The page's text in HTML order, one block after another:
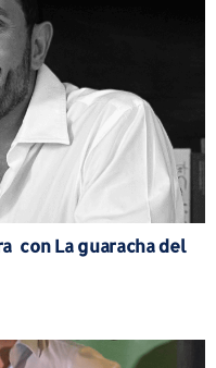
con La guaracha del